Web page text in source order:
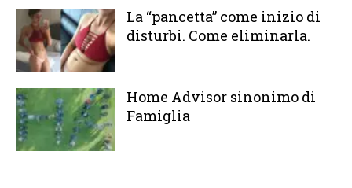
La “pancetta” come inizio di
disturbi. Come eliminarla.
Home Advisor sinonimo di
Famiglia